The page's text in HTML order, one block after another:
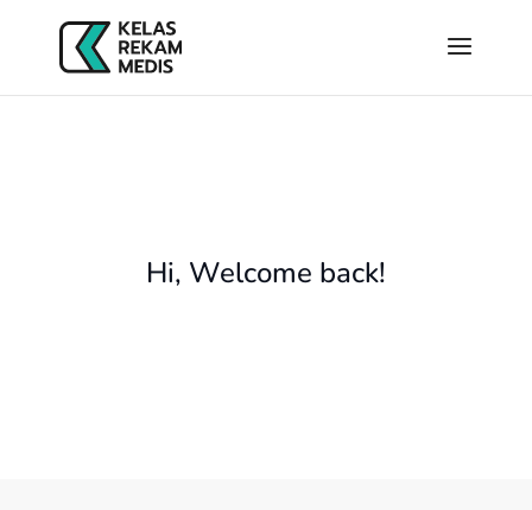
Hi, Welcome back!